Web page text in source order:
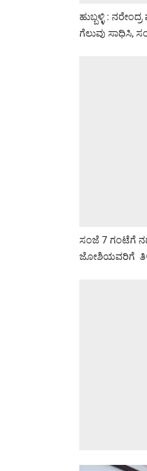
ಹುಬ್ಬಳ್ಳಿ :
ಗೆಲುವು ಸಾಧಿಸಿ,
ಸಂಜೆ 7 ಗಂಟೆಗೆ
ಜೋಶಿಯವರಿಗೆ